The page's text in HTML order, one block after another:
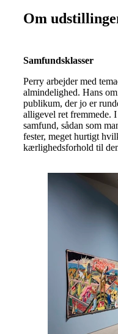
Om
Samfundsklasser
Perry arbejder med
almindelighed. Hans
publikum, der jo er
alligevel ret fremmede.
samfund, sådan som
fester, meget hurtigt
kærlighedsforhold til